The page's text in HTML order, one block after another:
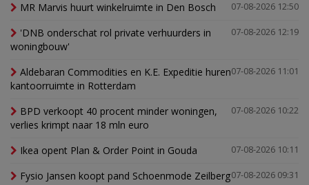
07-08-2026 12:50
MR Marvis huurt winkelruimte in Den Bosch
07-08-2026 12:19
'DNB onderschat rol private verhuurders in
woningbouw'
07-08-2026 11:01
Aldebaran Commodities en K.E. Expeditie huren
kantoorruimte in Rotterdam
07-08-2026 10:22
BPD verkoopt 40 procent minder woningen,
verlies krimpt naar 18 mln euro
07-08-2026 10:11
Ikea opent Plan & Order Point in Gouda
07-08-2026 09:31
Fysio Jansen koopt pand Schoenmode Zeilberg